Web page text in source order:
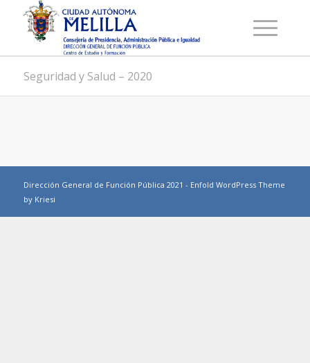
Seguridad y Salud – 2020
Dirección General de Función Pública 2021 - Enfold WordPress Theme
by Kriesi